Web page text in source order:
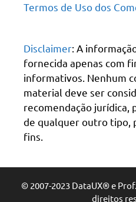
Termos de Uso dos
Disclaimer: A
fornecida apenas com
informativos. Nenhum
material deve ser
recomendação jurídica,
de qualquer outro tipo,
fins.
© 2007-2023 DataUX® e
direitos